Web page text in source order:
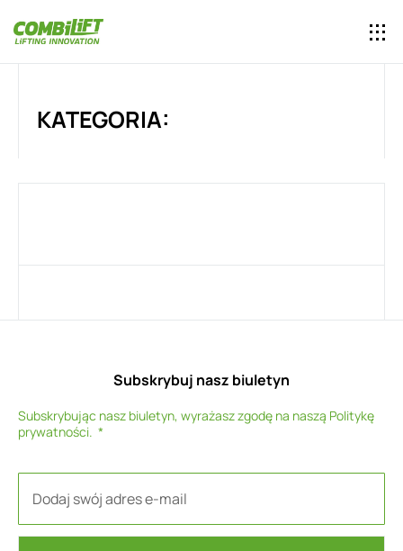
KATEGORIA:
Subskrybuj nasz biuletyn
Subskrybując nasz biuletyn, wyrażasz zgodę na naszą Politykę
prywatności.